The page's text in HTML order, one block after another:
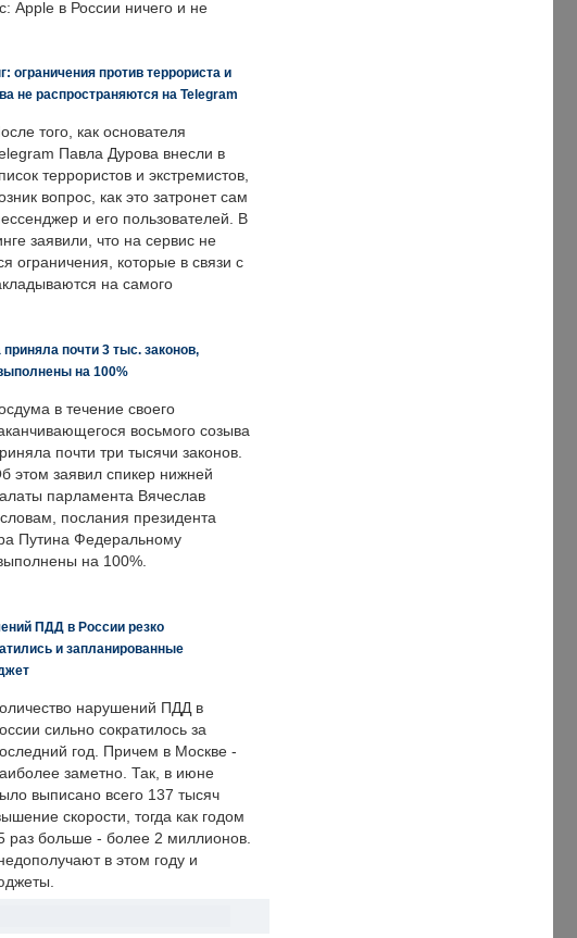
Apple в России ничего и не
ограничения против террориста и
не распространяются на Telegram
того, как основателя
Павла Дурова внесли в
террористов и экстремистов,
вопрос, как это затронет сам
и его пользователей. В
заявили, что на сервис не
ограничения, которые в связи с
на самого
почти 3 тыс. законов,
на 100%
в течение своего
восьмого созыва
почти три тысячи законов.
этом заявил спикер нижней
парламента Вячеслав
послания президента
Путина Федеральному
на 100%.
ПДД в России резко
и запланированные
нарушений ПДД в
сильно сократилось за
год. Причем в Москве -
заметно. Так, в июне
выписано всего 137 тысяч
скорости, тогда как годом
раз больше - более 2 миллионов.
в этом году и